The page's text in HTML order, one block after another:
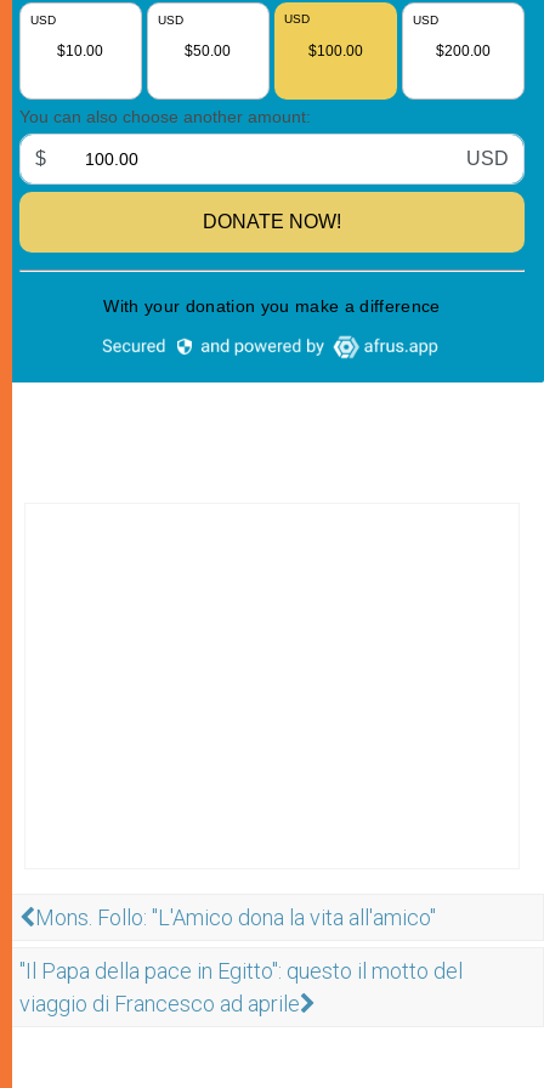
Mons. Follo: "L'Amico dona la vita all'amico"
"Il Papa della pace in Egitto": questo il motto del
viaggio di Francesco ad aprile